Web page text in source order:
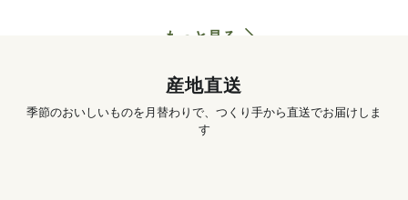
もっと見る
産地直送
季節のおいしいものを月替わりで、つくり手から直送でお届けしま
す